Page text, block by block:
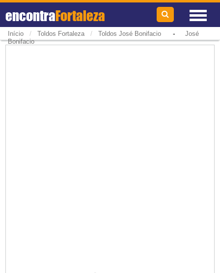
encontraFortaleza
Início / Toldos Fortaleza / Toldos José Bonifacio- José
Bonifacio